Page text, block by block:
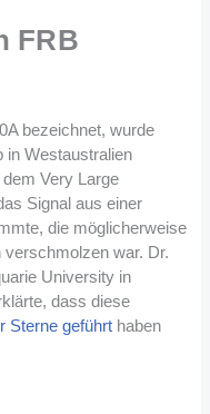
FRB
bezeichnet, wurde
in Westaustralien
Very Large
Signal aus einer
die möglicherweise
war. Dr.
University in
dass diese
Sterne geführt haben